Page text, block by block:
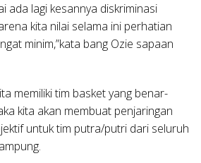
ada lagi kesannya diskriminasi
kita nilai selama ini perhatian
minim,”kata bang Ozie sapaan
memiliki tim basket yang benar-
kita akan membuat penjaringan
untuk tim putra/putri dari seluruh